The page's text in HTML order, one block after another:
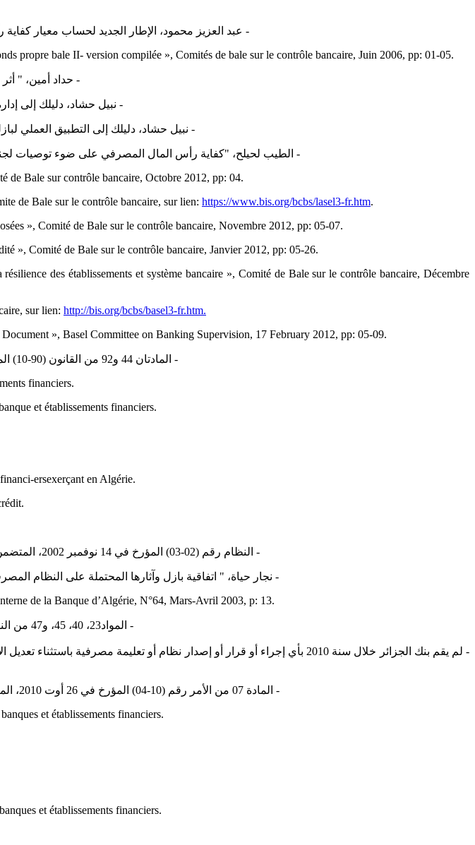
‏- عبد العزيز محمود، الإطار الجديد لحساب معيار كفاية رأس
propre bale II- version compilée », Comités de bale sur le contrôle bancaire, ‎Juin 2006, pp: 01-05.‎
‏- حداد أمين، " أثر بازل2 على تمويل المؤسسات الصغيرة والمتوسطة "، مجلة البنوك في
‏- نبيل حشاد، دليلك إلى إدارة المخاطر المصرفية
‏- نبيل حشاد، دليلك إلى التطبيق العملي لبازل -2- في المصارف، موسوعة بازل2، اتحاد المصارف العربية، بيروت، الجزء ‏الثالث، 2005،
‏- الطيب لحيلح، "كفاية رأس المال المصرفي على ضوء توصيات لجنة
Bale sur contrôle bancaire, Octobre 2012, pp: 04.‎
de Bale sur le contrôle bancaire, sur lien: https://www.bis.org/bcbs/lasel3-fr.htm. ‎
», Comité de Bale sur le contrôle bancaire, Novembre 2012, pp: 05-07.‎
», Comité de Bale sur le contrôle bancaire, Janvier 2012, pp: 05-26.‎
des établissements et système bancaire », Comité de Bale sur le ‎contrôle bancaire, Décembre
sur lien: http://bis.org/bcbs/basel3-fr.htm.‎
», Basel Committee on Banking Supervision, 17 February 2012, pp: 05-‎‎09.‎
‏- المادتان 44 و92 من القانون (90-10) المؤرخ في 14 أفريل 1990 المتعلق بالنقد والقرض، الجريدة الرسمية، العدد 16، ‏الصادرة في 18 أفريل 1990.‏
financiers.‎
et établissements financiers.‎
ersexerçant en Algérie.‎
‏- النظام رقم (02-03) المؤرخ في 14 نوفمبر 2002، المتضمن المراقبة الداخلية للبنوك والمؤسسات المالية، الجريدة الرسمية، ‏العدد 84، الصادرة في 18 نوفمبر 2002.‏
‏- نجار حياة، " اتفاقية بازل وآثارها المحتملة على النظام المصرفي
de la Banque d’Algérie, N°64, Mars-Avril 2003, p: 13.‎
‏- المواد23، 40، 45، و47 من النظام رقم (02-03) المؤرخ في 14 نوفمبر 2002، المتعلق بالمراقبة الداخلية في البنوك ‏والمؤسسات المالية.‏
‏- المادة 07 من الأمر رقم (10-04) المؤرخ في 26 أوت 2010، المتعلق بالنقد والقرض، المؤرخ في 26 أوت 2010، الجريدة ‏الرسمية، العدد 50، الصادرة في 01 سبتمبر 2010.‏
et établissements financiers.‎
et établissements financiers.‎